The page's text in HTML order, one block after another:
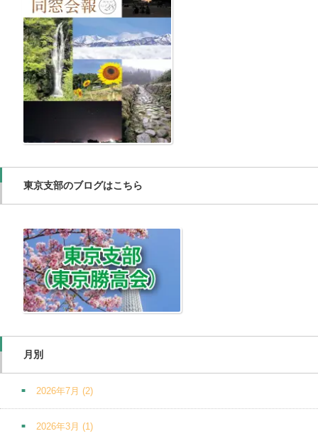
東京支部のブログはこちら
月別
2026年7月 (2)
2026年3月 (1)